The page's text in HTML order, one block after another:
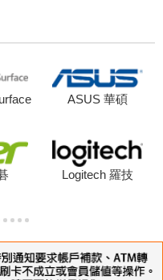
ASUS 華碩
Logitech 羅技